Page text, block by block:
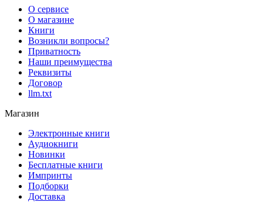
О сервисе
О магазине
Книги
Возникли вопросы?
Приватность
Наши преимущества
Реквизиты
Договор
llm.txt
Магазин
Электронные книги
Аудиокниги
Новинки
Бесплатные книги
Импринты
Подборки
Доставка